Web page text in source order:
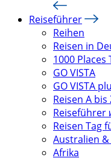
Reiseführer
Reihen
Reisen in
1000 Places
GO VISTA
GO VISTA
Reisen A bis
Reiseführer
Reisen Tag
Australien
Afrika